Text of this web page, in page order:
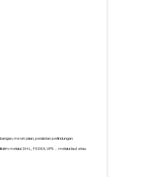
mesin jalan, peralatan perlindungan
melalui DHL, FEDEX, UPS ... melalui laut atau